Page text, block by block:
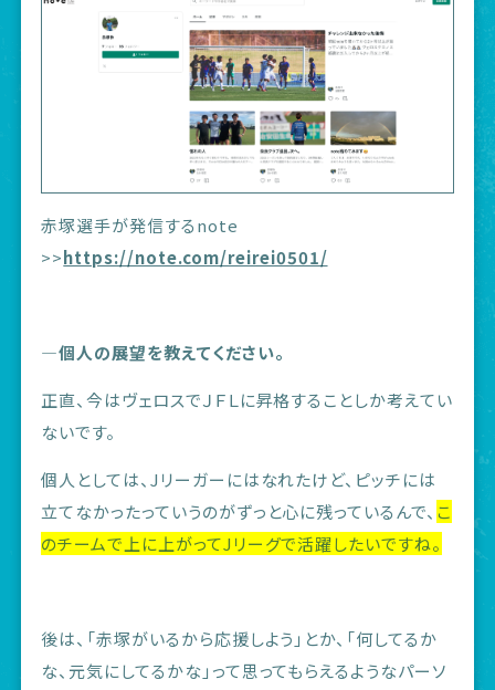
赤塚選手が発信するnote
>>https://note.com/reirei0501/
―個人の展望を教えてください。
正直、今はヴェロスでＪＦＬに昇格することしか考えてい
ないです。
個人としては、Jリーガーにはなれたけど、ピッチには
立てなかったっていうのがずっと心に残っているんで、 こ
のチームで上に上がってJリーグで活躍したいですね。
後は、「赤塚がいるから応援しよう」とか、「何してるか
な、元気にしてるかな」って思ってもらえるようなパーソ